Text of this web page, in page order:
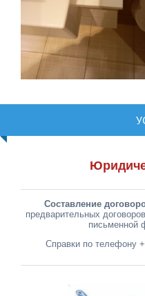
Составление
предварительных
письменной
Справки по телефону